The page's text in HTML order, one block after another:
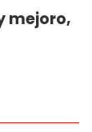
mejoro,